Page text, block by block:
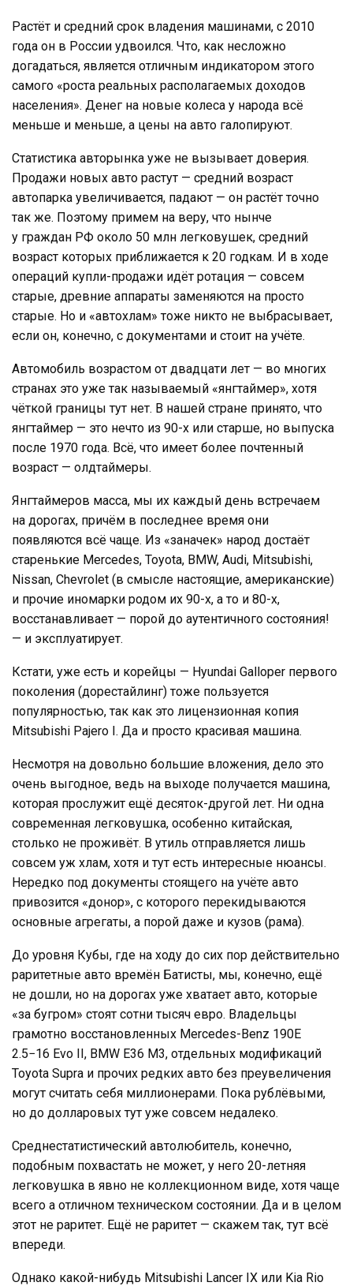
Растёт и средний срок владения машинами, с 2010
года он в России удвоился. Что, как несложно
догадаться, является отличным индикатором этого
самого «роста реальных располагаемых доходов
населения». Денег на новые колеса у народа всё
меньше и меньше, а цены на авто галопируют.
Статистика авторынка уже не вызывает доверия.
Продажи новых авто растут — средний возраст
автопарка увеличивается, падают — он растёт точно
так же. Поэтому примем на веру, что нынче
у граждан РФ около 50 млн легковушек, средний
возраст которых приближается к 20 годкам. И в ходе
операций купли-продажи идёт ротация — совсем
старые, древние аппараты заменяются на просто
старые. Но и «автохлам» тоже никто не выбрасывает,
если он, конечно, с документами и стоит на учёте.
Автомобиль возрастом от двадцати лет — во многих
странах это уже так называемый «янгтаймер», хотя
чёткой границы тут нет. В нашей стране принято, что
янгтаймер — это нечто из 90-х или старше, но выпуска
после 1970 года. Всё, что имеет более почтенный
возраст — олдтаймеры.
Янгтаймеров масса, мы их каждый день встречаем
на дорогах, причём в последнее время они
появляются всё чаще. Из «заначек» народ достаёт
старенькие Mercedes, Toyota, BMW, Audi, Mitsubishi,
Nissan, Chevrolet (в смысле настоящие, американские)
и прочие иномарки родом их 90-х, а то и 80-х,
восстанавливает — порой до аутентичного состояния!
— и эксплуатирует.
Кстати, уже есть и корейцы — Hyundai Galloper первого
поколения (дорестайлинг) тоже пользуется
популярностью, так как это лицензионная копия
Mitsubishi Pajero I. Да и просто красивая машина.
Несмотря на довольно большие вложения, дело это
очень выгодное, ведь на выходе получается машина,
которая прослужит ещё десяток-другой лет. Ни одна
современная легковушка, особенно китайская,
столько не проживёт. В утиль отправляется лишь
совсем уж хлам, хотя и тут есть интересные нюансы.
Нередко под документы стоящего на учёте авто
привозится «донор», с которого перекидываются
основные агрегаты, а порой даже и кузов (рама).
До уровня Кубы, где на ходу до сих пор действительно
раритетные авто времён Батисты, мы, конечно, ещё
не дошли, но на дорогах уже хватает авто, которые
«за бугром» стоят сотни тысяч евро. Владельцы
грамотно восстановленных Mercedes-Benz 190E
2.5−16 Evo II, BMW Е36 M3, отдельных модификаций
Toyota Supra и прочих редких авто без преувеличения
могут считать себя миллионерами. Пока рублёвыми,
но до долларовых тут уже совсем недалеко.
Среднестатистический автолюбитель, конечно,
подобным похвастать не может, у него 20-летняя
легковушка в явно не коллекционном виде, хотя чаще
всего а отличном техническом состоянии. Да и в целом
этот не раритет. Ещё не раритет — скажем так, тут всё
впереди.
Однако какой-нибудь Mitsubishi Lancer IX или Kia Rio